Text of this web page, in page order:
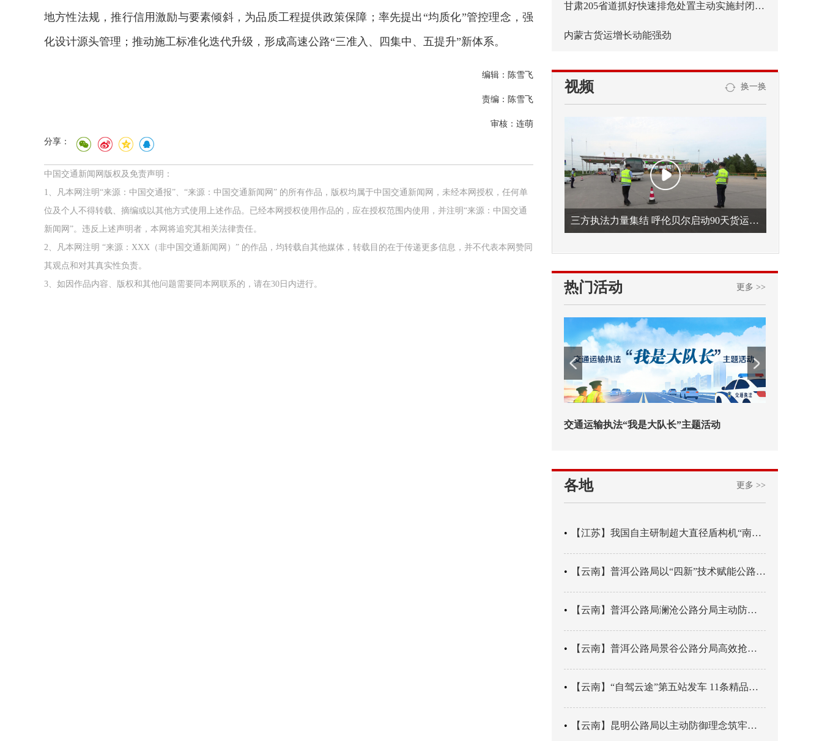
地方性法规，推行信用激励与要素倾斜，为品质工程提供政策保障；率先提出“均质化”管控理念，强
化设计源头管理；推动施工标准化迭代升级，形成高速公路“三准入、四集中、五提升”新体系。
编辑：陈雪飞
责编：陈雪飞
审核：连萌
分享：
中国交通新闻网版权及免责声明：
1、凡本网注明“来源：中国交通报”、“来源：中国交通新闻网” 的所有作品，版权均属于中国交通新闻网，未经本网授权，任何单
位及个人不得转载、摘编或以其他方式使用上述作品。已经本网授权使用作品的，应在授权范围内使用，并注明“来源：中国交通
新闻网”。违反上述声明者，本网将追究其相关法律责任。
2、凡本网注明 “来源：XXX（非中国交通新闻网）” 的作品，均转载自其他媒体，转载目的在于传递更多信息，并不代表本网赞同
其观点和对其真实性负责。
3、如因作品内容、版权和其他问题需要同本网联系的，请在30日内进行。
甘肃205省道抓好快速排危处置主动实施封闭管控
内蒙古货运增长动能强劲
视频 换一换
三方执法力量集结 呼伦贝尔启动90天货运车辆违法专项整治
热门活动 更多 >>
交通运输执法“我是大队长”主题活动 欢迎试用！中交报智能审校系统上
各地 更多 >>
【江苏】我国自主研制超大直径盾构机“南湖号”在常熟下线
【云南】普洱公路局以“四新”技术赋能公路养护
【云南】普洱公路局澜沧公路分局主动防御成功处置214国道山体崩塌险情
【云南】普洱公路局景谷公路分局高效抢通紧急送医村路
【云南】“自驾云途”第五站发车 11条精品线路串起全域风光
【云南】昆明公路局以主动防御理念筑牢汛期安全防线